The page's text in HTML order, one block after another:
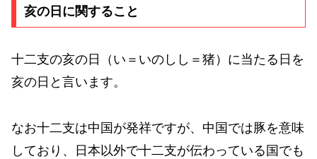
亥の日に関すること
十二支の亥の日（い＝いのしし＝猪）に当たる日を
亥の日と言います。
なお十二支は中国が発祥ですが、中国では豚を意味
しており、日本以外で十二支が伝わっている国でも